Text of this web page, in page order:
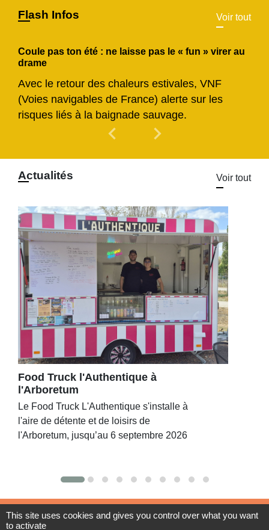
Flash Infos Voir tout
Coule pas ton été : ne laisse pas le « fun » virer au
drame
Avec le retour des chaleurs estivales, VNF
(Voies navigables de France) alerte sur les
risques liés à la baignade sauvage.
chevron_left Previous
chevron_right
Actualités Voir tout
Food Truck l'Authentique à
l'Arboretum
Le Food Truck L'Authentique s'installe à
l'aire de détente et de loisirs de
l'Arboretum, jusqu’au 6 septembre 2026
Contacts
This site uses cookies and gives you control over what you want
to activate